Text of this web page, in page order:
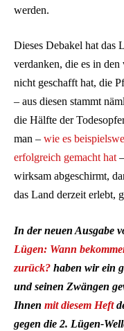
werden.
Dieses Debakel hat das
verdanken, die es in
nicht geschafft hat, die
– aus diesen stammt
die Hälfte der
man – wie es
erfolgreich gemacht hat
wirksam abgeschirmt,
das Land derzeit erlebt,
In der neuen Ausgabe
Lügen: Wann
zurück? haben wir ein
und seinen Zwängen
Ihnen mit diesem Heft
gegen die 2. Lügen-